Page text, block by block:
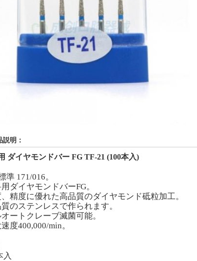
説明：
ダイヤモンドバー FG TF-21 (100本入)
準 171/016。
用ダイヤモンドバーFG。
、精度に優れた高品質のダイヤモンド砥粒加工。
質のステンレスで作られます。
オートクレーブ滅菌可能。
速度400,000/min。
入